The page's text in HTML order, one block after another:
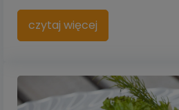
czytaj więcej